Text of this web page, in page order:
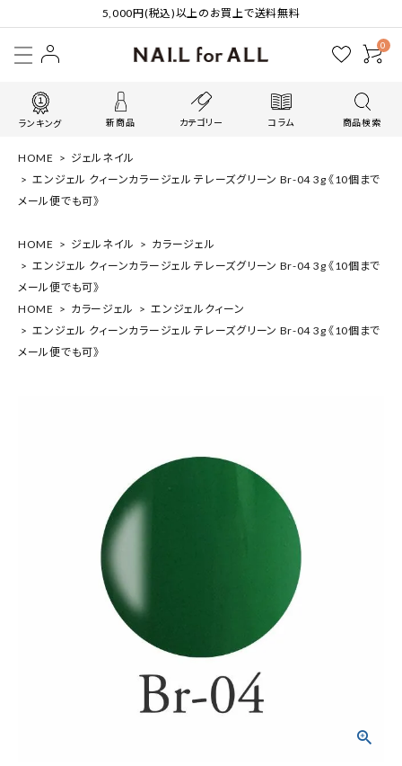
5,000円(税込)以上のお買上で送料無料
0
ランキング 新商品 カテゴリー コラム 商品検索
HOME
ジェルネイル
エンジェル クィーンカラージェル テレーズグリーン Br-04 3g 《10個まで
メール便でも可》
HOME ジェルネイル
カラージェル
エンジェル クィーンカラージェル テレーズグリーン Br-04 3g 《10個まで
メール便でも可》
HOME
カラージェル
エンジェルクィーン
エンジェル クィーンカラージェル テレーズグリーン Br-04 3g 《10個まで
メール便でも可》